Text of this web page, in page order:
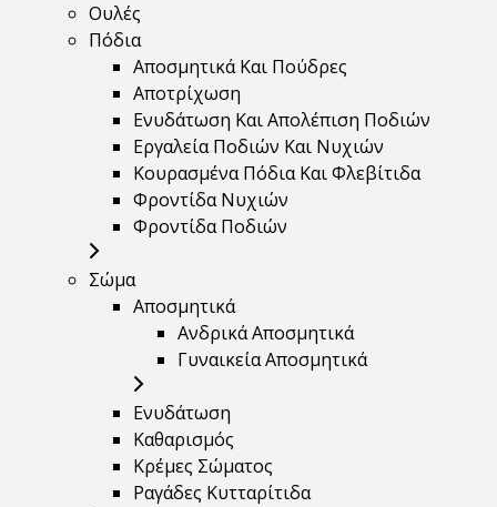
Ουλές
Πόδια
Αποσμητικά Και Πούδρες
Αποτρίχωση
Ενυδάτωση Και Απολέπιση Ποδιών
Εργαλεία Ποδιών Και Νυχιών
Κουρασμένα Πόδια Και Φλεβίτιδα
Φροντίδα Νυχιών
Φροντίδα Ποδιών
Σώμα
Αποσμητικά
Ανδρικά Αποσμητικά
Γυναικεία Αποσμητικά
Ενυδάτωση
Καθαρισμός
Κρέμες Σώματος
Ραγάδες Κυτταρίτιδα